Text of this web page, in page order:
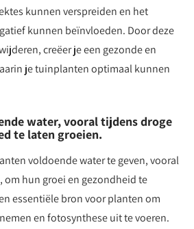
kunnen verspreiden en het
kunnen beïnvloeden. Door deze
creëer je een gezonde en
je tuinplanten optimaal kunnen
water, vooral tijdens droge
te laten groeien.
voldoende water te geven, vooral
hun groei en gezondheid te
essentiële bron voor planten om
en fotosynthese uit te voeren.